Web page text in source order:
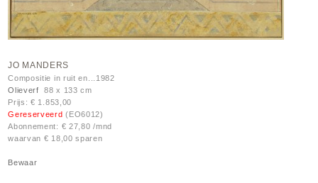
JO MANDERS
Compositie in ruit en...1982
Olieverf 88 x 133 cm
Prijs: € 1.853,00
Gereserveerd(EO6012)
Abonnement: € 27,80 /mnd
waarvan € 18,00 sparen
Bewaar